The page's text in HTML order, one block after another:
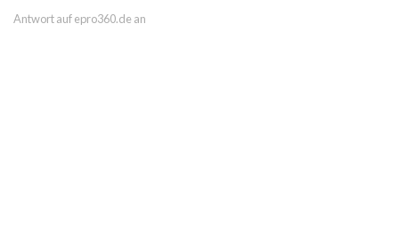
Antwort auf epro360.de an